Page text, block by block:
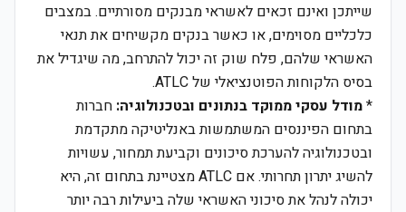
שייתכן ואינם זכאים לאשראי מבנקים מסורתיים. במצבים
כלכליים מסוימים, או כאשר בנקים מקשיחים את תנאי
האשראי שלהם, פלח שוק זה יכול להתרחב, מה שיגדיל את
בסיס הלקוחות הפוטנציאלי של ATLC.
*מודל עסקי ממוקד בנתונים ובטכנולוגיה: חברות
בתחום הפיננסים המשתמשות באנליטיקה מתקדמת
ובטכנולוגיה להערכת סיכונים וקביעת תמחור, עשויות
להשיג יתרון תחרותי. אם ATLC מצטיינת בתחום זה, היא
יכולה לנהל את סיכוני האשראי שלה ביעילות רבה יותר